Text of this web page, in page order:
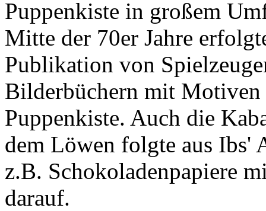
Puppenkiste in großem
Mitte der 70er Jahre
Publikation von
Bilderbüchern mit Motiven
Puppenkiste. Auch die
dem Löwen folgte aus Ibs'
z.B. Schokoladenpapiere
darauf.